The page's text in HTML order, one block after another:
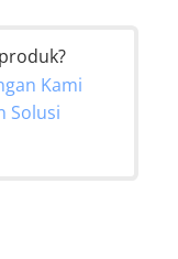
Kami
Solusi